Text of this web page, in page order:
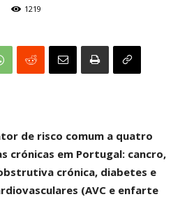
1219
de risco comum a quatro
crónicas em Portugal: cancro,
crónica, diabetes e
(AVC e enfarte